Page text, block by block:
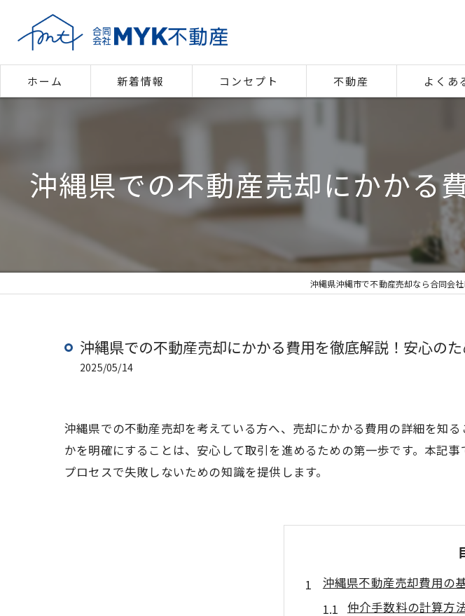
ホーム 新着情報 コンセプト 不動産 よくあ
沖縄県での不動産売却にかかる
沖縄県沖縄市で不動産売却なら合同会
沖縄県での不動産売却にかかる費用を徹底解説！安心の
2025/05/14
沖縄県での不動産売却を考えている方へ、売却にかかる費用の詳細を知
かを明確にすることは、安心して取引を進めるための第一歩です。本記
プロセスで失敗しないための知識を提供します。
沖縄県不動産売却費用の
仲介手数料の計算方